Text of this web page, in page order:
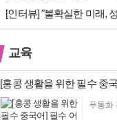
교육
[홍콩 생활을 위한 필수 중